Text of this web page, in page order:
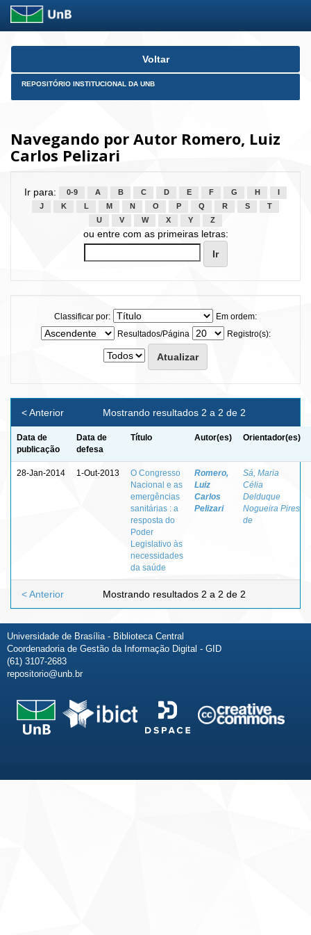
Skip
Voltar
REPOSITÓRIO INSTITUCIONAL DA UNB
Navegando por Autor Romero, Luiz
Carlos Pelizari
Ir para: 0-9 A B C D E F G H
J
K L M N O P Q R S
T
U
V W X Y Z
ou entre com as primeiras letras:
Classificar por:
Em ordem:
Resultados/Página
Registro(s):
Mostrando resultados 2 a 2 de 2
< Anterior
Data de
publicação
Data de
defesa
Título Autor(es) Orientador(es)
28-Jan-2014 1-Out-2013
O Congresso
Nacional e as
emergências
sanitárias : a
resposta do
Poder
Legislativo às
necessidades
da saúde
Romero,
Luiz
Carlos
Pelizari
Sá, Maria
Célia
Delduque
Nogueira Pires
de
Mostrando resultados 2 a 2 de 2
< Anterior
Universidade de Brasília - Biblioteca Central
Coordenadoria de Gestão da Informação Digital - GID
(61) 3107-2683
repositorio@unb.br